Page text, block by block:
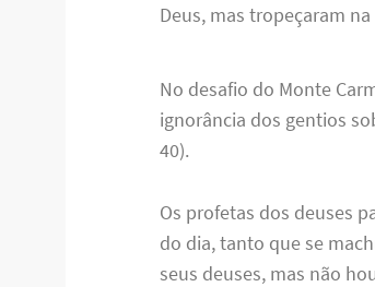
Deus, mas tropeçaram
No desafio do Monte
ignorância dos gentios
40).
Os profetas dos deuses
do dia, tanto que se
seus deuses, mas não